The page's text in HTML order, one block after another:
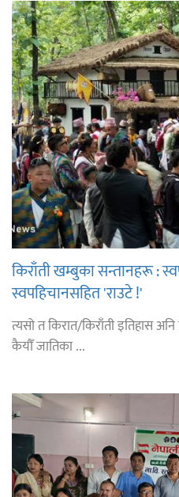
किराँती खम्बुका सन्तानहरू :
स्वपहिचानसहित 'राउटे !'
त्यसो त किरात/किराँती इतिहास अनि
कैयौँ जातिका ...